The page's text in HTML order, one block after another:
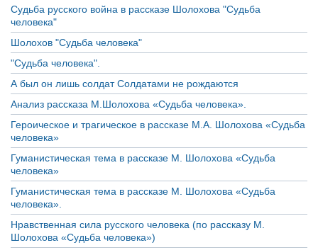
Судьба русского война в рассказе Шолохова "Судьба
человека"
Шолохов "Судьба человека"
"Судьба человека".
А был он лишь солдат Солдатами не рождаются
Анализ рассказа М.Шолохова «Судьба человека».
Героическое и трагическое в рассказе М.А. Шолохова «Судьба
человека»
Гуманистическая тема в рассказе М. Шолохова «Судьба
человека»
Гуманистическая тема в рассказе М. Шолохова «Судьба
человека».
Нравственная сила русского человека (по рассказу М.
Шолохова «Судьба человека»)